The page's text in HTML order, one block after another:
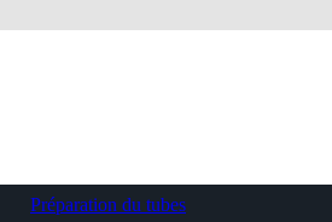
Préparation du tubes